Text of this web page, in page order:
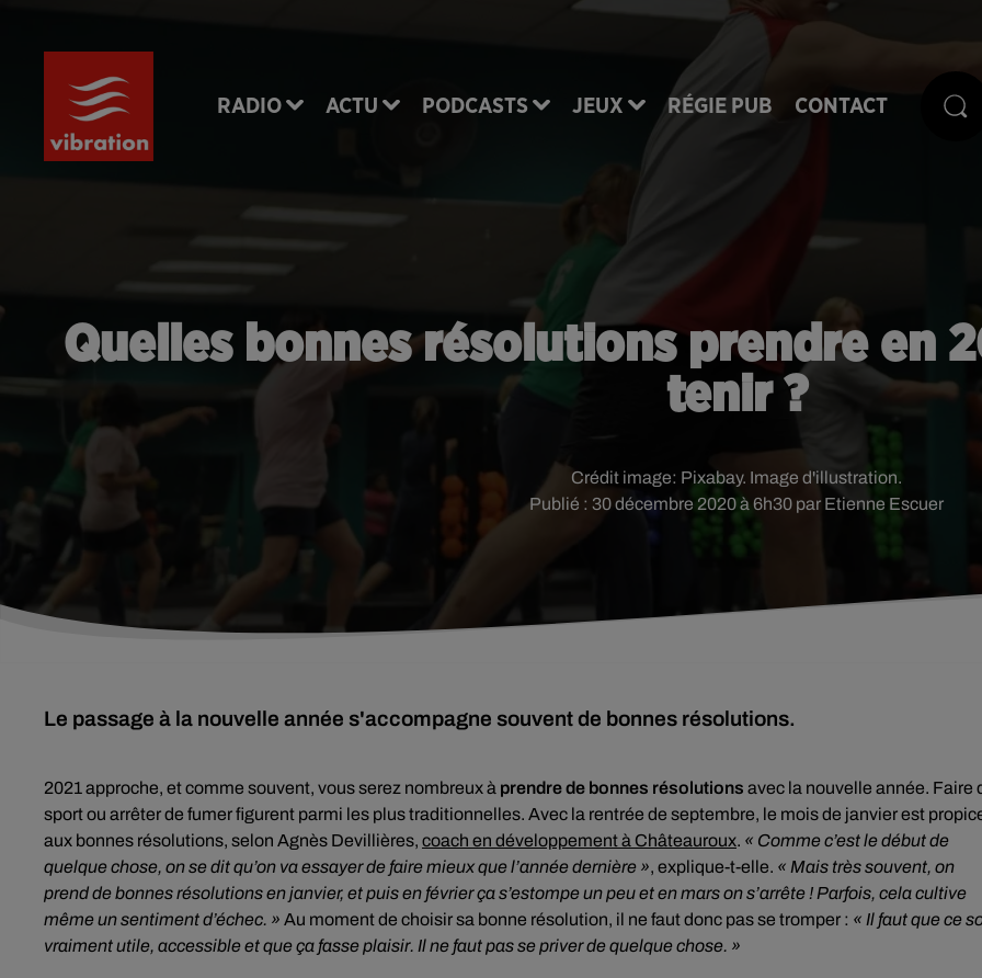
RADIO ACTU PODCASTS JEUX RÉGIE PUB CONTACT
Quelles bonnes résolutions prendre en
tenir ?
Publié : 30 décembre 2020 à 6h30 par Etienne Escuer
Crédit image: Pixabay. Image d'illustration.
Le passage à la nouvelle année s'accompagne souvent de bonnes résolutions.
2021 approche, et comme souvent, vous serez nombreux à prendre de bonnes résolutions avec la nouvelle année. Faire
sport ou arrêter de fumer figurent parmi les plus traditionnelles. Avec la rentrée de septembre, le mois de janvier est
aux bonnes résolutions, selon Agnès Devillières, coach en développement à Châteauroux. « Comme c’est le début de
quelque chose, on se dit qu’on va essayer de faire mieux que l’année dernière », explique-t-elle. « Mais très souvent, on
prend de bonnes résolutions en janvier, et puis en février ça s’estompe un peu et en mars on s’arrête ! Parfois, cela cultive
même un sentiment d’échec. » Au moment de choisir sa bonne résolution, il ne faut donc pas se tromper : « Il faut que ce
vraiment utile, accessible et que ça fasse plaisir. Il ne faut pas se priver de quelque chose. »